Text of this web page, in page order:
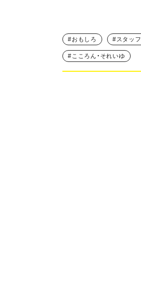
おもしろ スタッフ
こころん・それいゆ